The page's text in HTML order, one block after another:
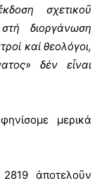
σχετικοῦ
διοργάνωση
καί θεολόγοι,
δέν εἶναι
μερικά
2819 ἀποτελοῦν